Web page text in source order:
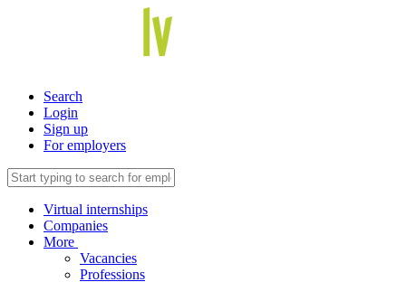
Search
Login
Sign up
For employers
Virtual internships
Companies
More
Vacancies
Professions